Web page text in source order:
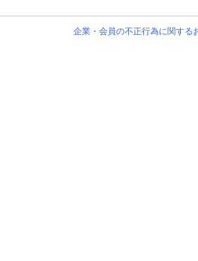
企業・会員の不正行為に関する